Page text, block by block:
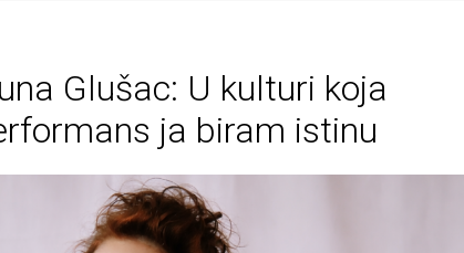
Glušac: U kulturi koja
ja biram istinu